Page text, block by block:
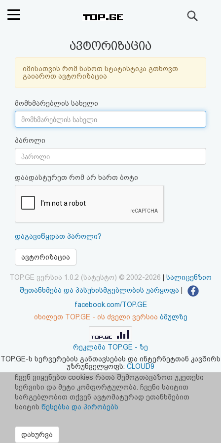
ფოსტა
კითხვა-
პასუხი
ავტორიზაცია
რეგისტრაცია
პაროლის
HTML
კოდი
შეთანხმება
პასუხისმგებლობის
უარყოფა
ავტორიზაცია
იმისათვის რომ ნახოთ სტატისტიკა გთხოვთ
გაიაროთ ავტორიზაცია
მომხმარებლის სახელი
პაროლი
დაადასტურეთ რომ არ ხართ ბოტი
დაგავიწყდათ პაროლი?
ავტორიზაცია
TOP.GE ვერსია 1.0.2 (სატესტო) © 2002-2026
სალიცენზიო
შეთანხმება და პასუხისმგებლობის უარყოფა
facebook.com/TOP.GE
იხილეთ TOP.GE - ის ძველი ვერსია ბმულზე
რეკლამა TOP.GE - ზე
TOP.GE-ს სერვერების განთავსებას და ინტერნეტთან კავშირს
უზრუნველყოფს: CLOUD9
ჩვენ ვიყენებთ cookies რათა შემოგთავაზოთ უკეთესი
სერვისი და მეტი კომფორტულობა. ჩვენი საიტით
სარგებლობით თქვენ ავტომატურად ეთანხმებით
საიტის წესებსა და პირობებს
დახურვა